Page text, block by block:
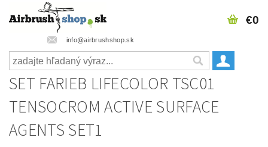
info@airbrushshop.sk
€0
SET FARIEB LIFECOLOR TSC01
TENSOCROM ACTIVE SURFACE
AGENTS SET1